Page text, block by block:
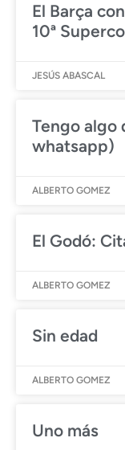
El Barça
10ª
JESÚS ABASCAL
Tengo algo
whatsapp)
ALBERTO GOMEZ
El Godó:
ALBERTO GOMEZ
Sin edad
ALBERTO GOMEZ
Uno más